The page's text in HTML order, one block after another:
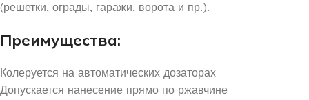
(решетки, ограды, гаражи, ворота и пр.).
Преимущества:
Колеруется на автоматических дозаторах
Допускается нанесение прямо по ржавчине